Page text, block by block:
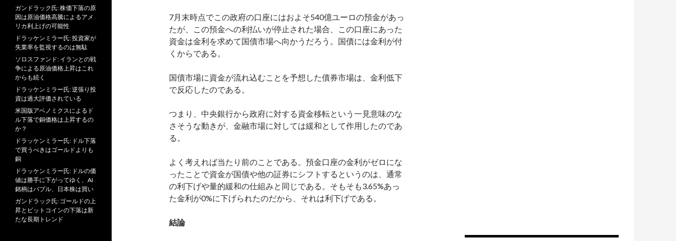
7月末時点でこの政府の口座にはおよそ540億ユーロの預金があっ
たが、この預金への利払いが停止された場合、この口座にあった
資金は金利を求めて国債市場へ向かうだろう。国債には金利が付
くからである。
国債市場に資金が流れ込むことを予想した債券市場は、金利低下
で反応したのである。
つまり、中央銀行から政府に対する資金移転という一見意味のな
さそうな動きが、金融市場に対しては緩和として作用したのであ
る。
よく考えれば当たり前のことである。預金口座の金利がゼロにな
ったことで資金が国債や他の証券にシフトするというのは、通常
の利下げや量的緩和の仕組みと同じである。そもそも3.65%あっ
た金利が0%に下げられたのだから、それは利下げである。
結論
ガンドラック氏: 株価下落の原
因は原油価格高騰によるアメ
リカ利上げの可能性
ドラッケンミラー氏: 投資家が
失業率を監視するのは無駄
ソロスファンド: イランとの戦
争による原油価格上昇はこれ
からも続く
ドラッケンミラー氏: 逆張り投
資は過大評価されている
米国版アベノミクスによるド
ル下落で銅価格は上昇するの
か？
ドラッケンミラー氏: ドル下落
で買うべきはゴールドよりも
銅
ドラッケンミラー氏: ドルの価
値は勝手に下がってゆく、AI
銘柄はバブル、日本株は買い
ガンドラック氏: ゴールドの上
昇とビットコインの下落は新
たな長期トレンド